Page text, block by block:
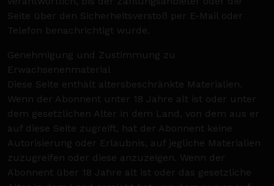
Seite über den Sicherheitsverstoß per E-Mail oder
Telefon benachrichtigt wurde.
Genehmigung und Zustimmung zu
Erwachsenenmaterial
Diese Seite enthält altersbeschränkte Materialien.
Wenn der Abonnent unter 18 Jahre alt ist oder unter
dem gesetzlichen Alter in dem Land, von dem aus er
auf diese Seite zugreift, hat der Abonnent keine
Autorisierung oder Erlaubnis, auf jegliche Materialien
zuzugreifen oder diese anzuzeigen. Wenn der
Abonnent über 18 Jahre alt ist oder das gesetzliche